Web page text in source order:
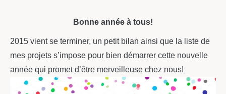
Bonne année à tous!
2015 vient se terminer, un petit bilan ainsi que la liste de
mes projets s’impose pour bien démarrer cette nouvelle
année qui promet d’être merveilleuse chez nous!